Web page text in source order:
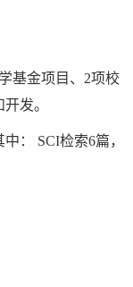
基金项目、 2项校
发。
： SCI检索6篇，